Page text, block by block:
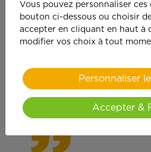
On est
quand on
cœ
Vous pouvez personnaliser ces
bouton ci-dessous ou choisir
accepter en cliquant en haut à
modifier vos choix à tout
Personnaliser
Accepter &